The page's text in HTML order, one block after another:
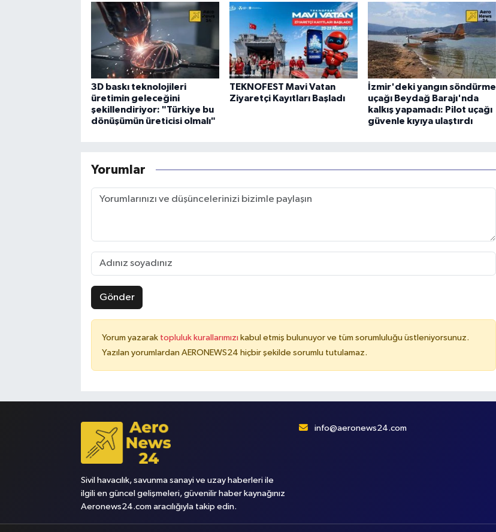
3D baskı teknolojileri
üretimin geleceğini
şekillendiriyor: "Türkiye bu
dönüşümün üreticisi olmalı"
TEKNOFEST Mavi Vatan
Ziyaretçi Kayıtları Başladı
İzmir'deki yangın söndürme
uçağı Beydağ Barajı'nda
kalkış yapamadı: Pilot uçağı
güvenle kıyıya ulaştırdı
Yorumlar
Gönder
Yorum yazarak topluluk kurallarımızı kabul etmiş bulunuyor ve tüm sorumluluğu üstleniyorsunuz.
Yazılan yorumlardan AERONEWS24 hiçbir şekilde sorumlu tutulamaz.
Sivil havacılık, savunma sanayi ve uzay haberleri ile
ilgili en güncel gelişmeleri, güvenilir haber kaynağınız
Aeronews24.com aracılığıyla takip edin.
info@aeronews24.com